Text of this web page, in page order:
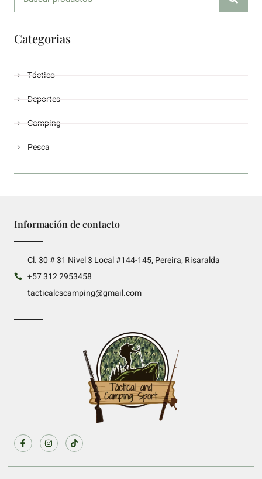
Categorias
Táctico
Deportes
Camping
Pesca
Información de contacto
Cl. 30 # 31 Nivel 3 Local #144-145, Pereira, Risaralda
+57 312 2953458
tacticalcscamping@gmail.com